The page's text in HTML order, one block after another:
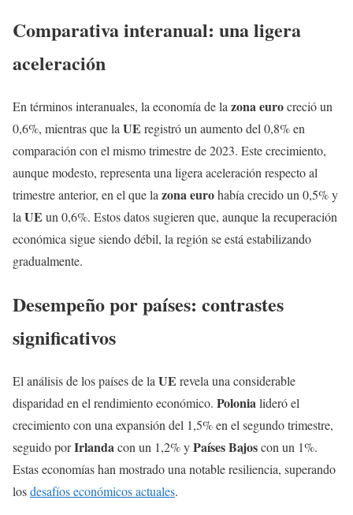
Comparativa interanual: una ligera
aceleración
En términos interanuales, la economía de la zona eurocreció un
0,6%, mientras que la UE registró un aumento del 0,8% en
comparación con el mismo trimestre de 2023. Este crecimiento,
aunque modesto, representa una ligera aceleración respecto al
trimestre anterior, en el que la zona eurohabía crecido un 0,5% y
la UE un 0,6%. Estos datos sugieren que, aunque la recuperación
económica sigue siendo débil, la región se está estabilizando
gradualmente.
Desempeño por países: contrastes
significativos
El análisis de los países de la UE revela una considerable
disparidad en el rendimiento económico. Polonialideró el
crecimiento con una expansión del 1,5% en el segundo trimestre,
seguido porIrlandacon un 1,2% yPaíses Bajoscon un 1%.
Estas economías han mostrado una notable resiliencia, superando
losdesafíos económicos actuales.